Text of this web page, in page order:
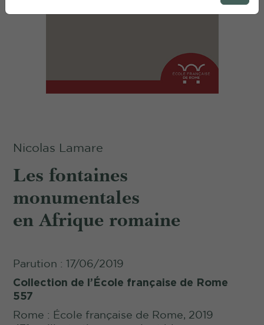
Nicolas Lamare
Les fontaines
monumentales
en Afrique romaine
Parution : 17/06/2019
Collection de l’École française de Rome
557
Rome : École française de Rome, 2019